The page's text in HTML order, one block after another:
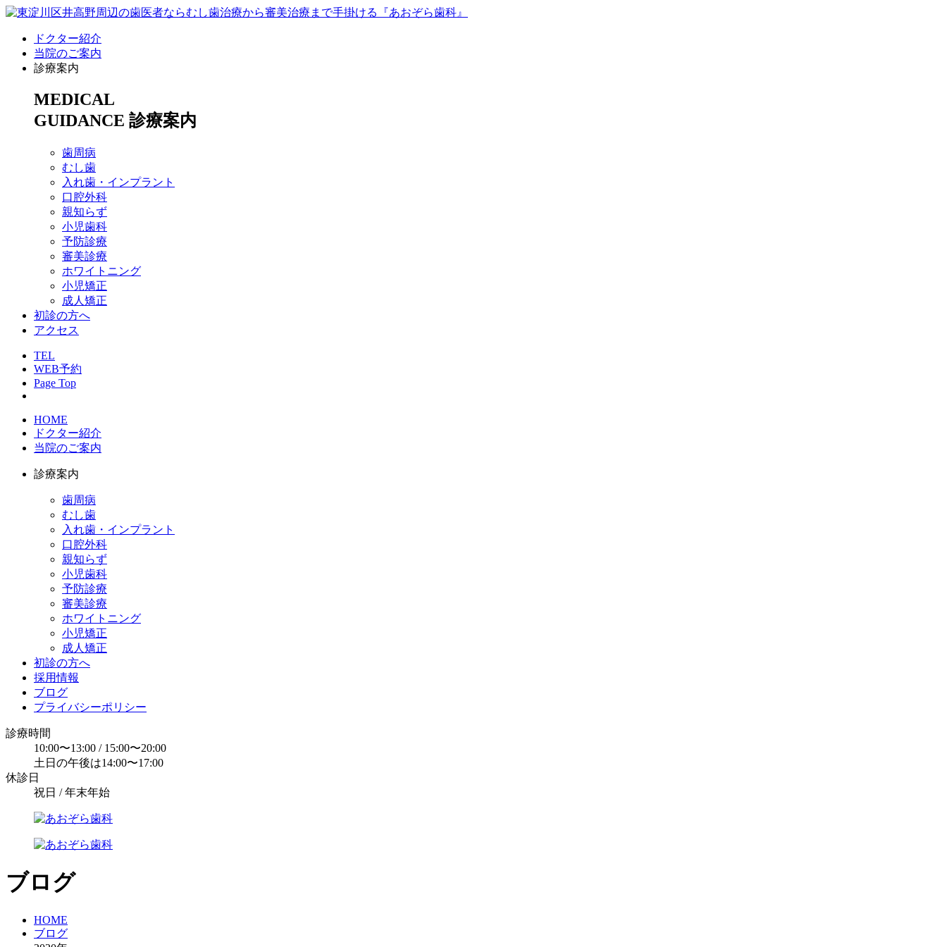
ドクター紹介
当院のご案内
診療案内
MEDICAL
GUIDANCE 診療案内
歯周病
むし歯
入れ歯・インプラント
口腔外科
親知らず
小児歯科
予防診療
審美診療
ホワイトニング
小児矯正
成人矯正
初診の方へ
アクセス
TEL
WEB予約
Page Top
HOME
ドクター紹介
当院のご案内
診療案内
歯周病
むし歯
入れ歯・インプラント
口腔外科
親知らず
小児歯科
予防診療
審美診療
ホワイトニング
小児矯正
成人矯正
初診の方へ
採用情報
ブログ
プライバシーポリシー
診療時間
10:00〜13:00 / 15:00〜20:00
土日の午後は14:00〜17:00
休診日
祝日 / 年末年始
ブログ
HOME
ブログ